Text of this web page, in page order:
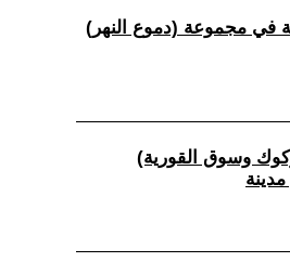
في مجموعة (دموع النهر)
وسوق القورية)